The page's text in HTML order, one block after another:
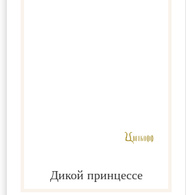
Дикой принцессе